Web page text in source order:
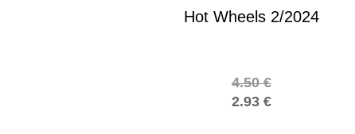
Hot Wheels 2/2024
2.93 €
4.50€